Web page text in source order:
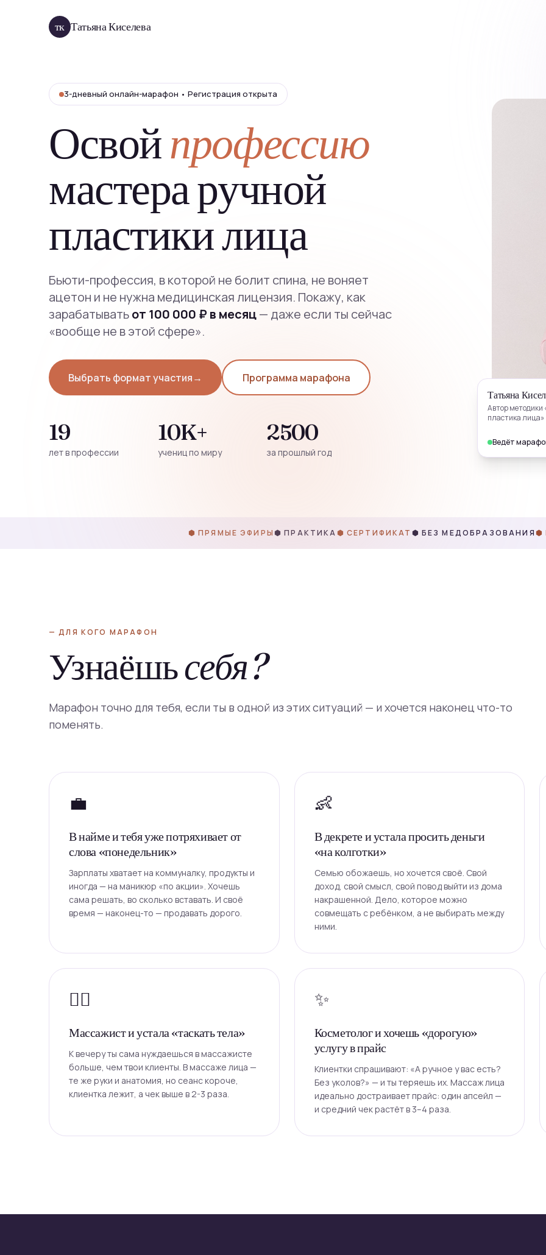
тк Татьяна Киселева
3-дневный онлайн-марафон • Регистрация открыта
Освойпрофессию
мастера ручной
пластики лица
Бьюти-профессия, в которой не болит спина, не воняет
ацетон и не нужна медицинская лицензия. Покажу, как
зарабатыватьот 100 000 ₽ в месяц— даже если ты сейчас
«вообще не в этой сфере».
Выбрать формат участия→ Программа марафона
19
лет в профессии
10K+
учениц по миру
2500
за прошлый год
Татьяна
Автор методики
пластика лица»
Ведёт
⬢ ПРЯМЫЕ ЭФИРЫ ⬢ ПРАКТИКА ⬢ СЕРТИФИКАТ ⬢ БЕЗ МЕДОБРАЗОВАНИЯ⬢
— ДЛЯ КОГО МАРАФОН
Узнаёшьсебя?
Марафон точно для тебя, если ты в одной из этих ситуаций — и хочется наконец что-то
поменять.
💼
В найме и тебя уже потряхивает от
слова «понедельник»
Зарплаты хватает на коммуналку, продукты и
иногда — на маникюр «по акции». Хочешь
сама решать, во сколько вставать. И своё
время — наконец-то — продавать дорого.
👶
В декрете и устала просить деньги
«на колготки»
Семью обожаешь, но хочется своё. Свой
доход, свой смысл, свой повод выйти из дома
накрашенной. Дело, которое можно
совмещать с ребёнком, а не выбирать между
ними.
💆‍♀️
Массажист и устала «таскать тела»
К вечеру ты сама нуждаешься в массажисте
больше, чем твои клиенты. В массаже лица —
те же руки и анатомия, но сеанс короче,
клиентка лежит, а чек выше в 2-3 раза.
✨
Косметолог и хочешь «дорогую»
услугу в прайс
Клиентки спрашивают: «А ручное у вас есть?
Без уколов?» — и ты теряешь их. Массаж лица
идеально достраивает прайс: один апсейл —
и средний чек растёт в 3–4 раза.